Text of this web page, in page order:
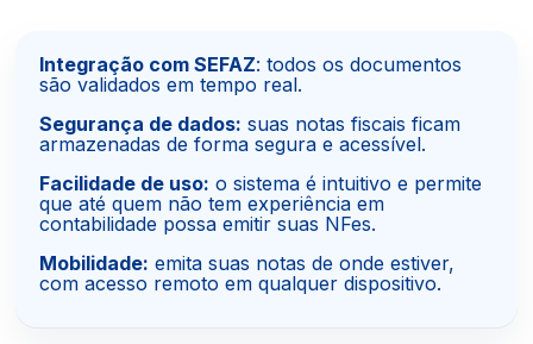
Integração com SEFAZ: todos os documentos
são validados em tempo real.
Segurança de dados: suas notas fiscais ficam
armazenadas de forma segura e acessível.
Facilidade de uso: o sistema é intuitivo e permite
que até quem não tem experiência em
contabilidade possa emitir suas NFes.
Mobilidade: emita suas notas de onde estiver,
com acesso remoto em qualquer dispositivo.